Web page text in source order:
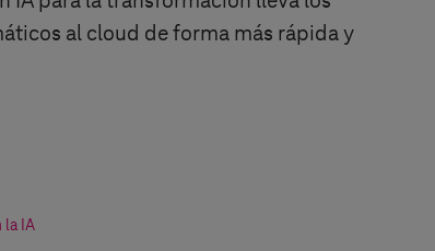
al cloud de forma más rápida y
la IA